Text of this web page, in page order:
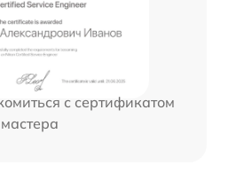
с сертификатом
мастера